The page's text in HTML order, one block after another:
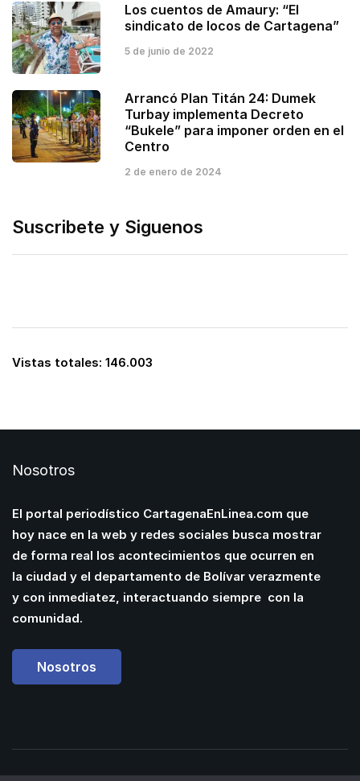
Los cuentos de Amaury: “El
sindicato de locos de Cartagena”
5 de junio de 2022
Arrancó Plan Titán 24: Dumek
Turbay implementa Decreto
“Bukele” para imponer orden en el
Centro
2 de enero de 2024
Suscribete y Siguenos
Vistas totales: 146.003
Nosotros
El portal periodístico CartagenaEnLinea.com que
hoy nace en la web y redes sociales busca mostrar
de forma real los acontecimientos que ocurren en
la ciudad y el departamento de Bolívar verazmente
y con inmediatez, interactuando siempre con la
comunidad.
Nosotros